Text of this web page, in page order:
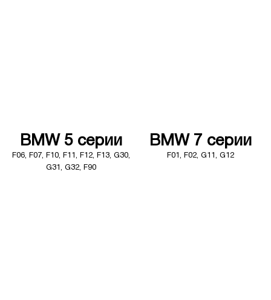
BMW 5 серии
F06, F07, F10, F11, F12, F13, G30,
G31, G32, F90
BMW 7 серии
F01, F02, G11, G12